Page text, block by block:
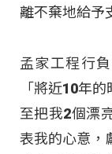
離不棄地給予
孟家工程行
「將近10年
至把我2個漂
表我的心意，